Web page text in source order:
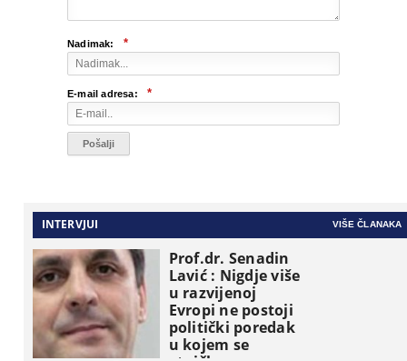
Nadimak: *
E-mail adresa: *
INTERVJUI VIŠE ČLANAKA
Prof.dr. Senadin
Lavić : Nigdje više
u razvijenoj
Evropi ne postoji
politički poredak
u kojem se